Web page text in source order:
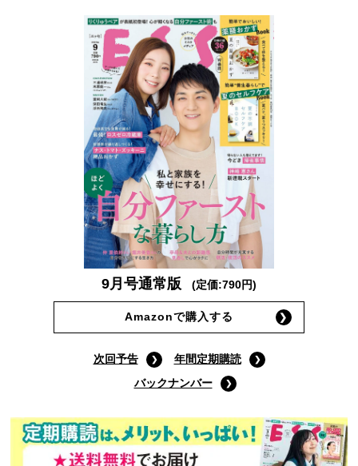
9月号通常版 (定価:790円)
Amazonで購入する
次回予告
年間定期購読
バックナンバー